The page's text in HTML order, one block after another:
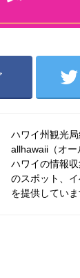
ハワイ州観光
allhawaii（オー
ハワイの情報
のスポット、
を提供していま